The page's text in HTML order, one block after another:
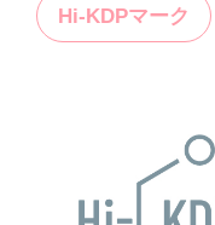
Hi-KDPマーク